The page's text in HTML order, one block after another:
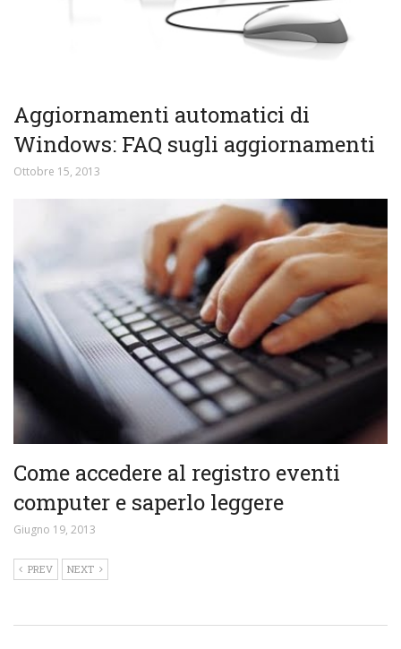
Aggiornamenti automatici di
Windows: FAQ sugli aggiornamenti
Ottobre 15, 2013
Come accedere al registro eventi
computer e saperlo leggere
Giugno 19, 2013
PREV NEXT